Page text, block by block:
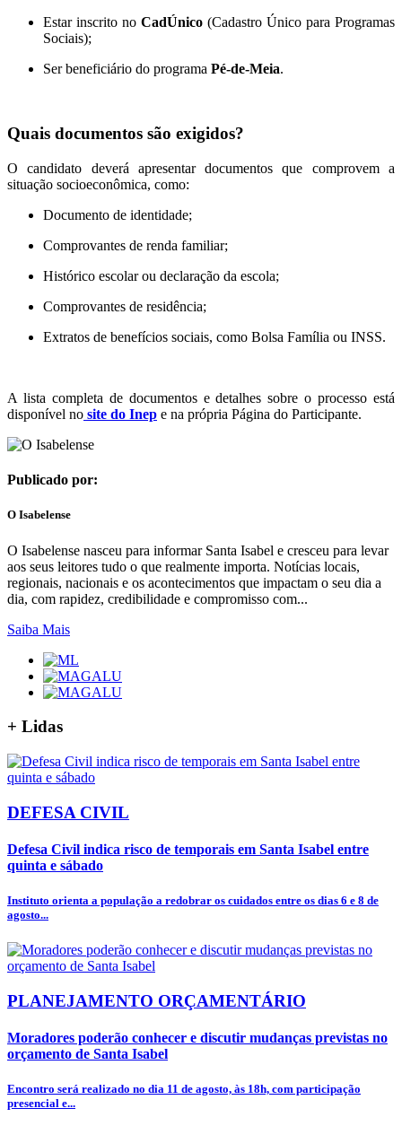
Estar inscrito no CadÚnico (Cadastro Único para Programas
Sociais);
Ser beneficiário do programa Pé-de-Meia.
Quais documentos são exigidos?
O candidato deverá apresentar documentos que comprovem a
situação socioeconômica, como:
Documento de identidade;
Comprovantes de renda familiar;
Histórico escolar ou declaração da escola;
Comprovantes de residência;
Extratos de benefícios sociais, como Bolsa Família ou INSS.
A lista completa de documentos e detalhes sobre o processo está
disponível no site do Inep e na própria Página do Participante.
Publicado por:
O Isabelense
O Isabelense nasceu para informar Santa Isabel e cresceu para levar
aos seus leitores tudo o que realmente importa. Notícias locais,
regionais, nacionais e os acontecimentos que impactam o seu dia a
dia, com rapidez, credibilidade e compromisso com...
Saiba Mais
+ Lidas
DEFESA CIVIL
Defesa Civil indica risco de temporais em Santa Isabel entre
quinta e sábado
Instituto orienta a população a redobrar os cuidados entre os dias 6 e 8 de
agosto...
PLANEJAMENTO ORÇAMENTÁRIO
Moradores poderão conhecer e discutir mudanças previstas no
orçamento de Santa Isabel
Encontro será realizado no dia 11 de agosto, às 18h, com participação
presencial e...